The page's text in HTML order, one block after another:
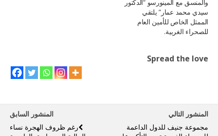
والمنسق مع المينورسو “الدكتور
سيدي محمد عمار” يلتقي
الممثل الخاص للأمين العام
للصحراء الغربية.
Spread the love
المنشور السابق
رغم ظروف الهجرة نساء
المنشور التالي
مجموعة جنيف للدول الداعمة